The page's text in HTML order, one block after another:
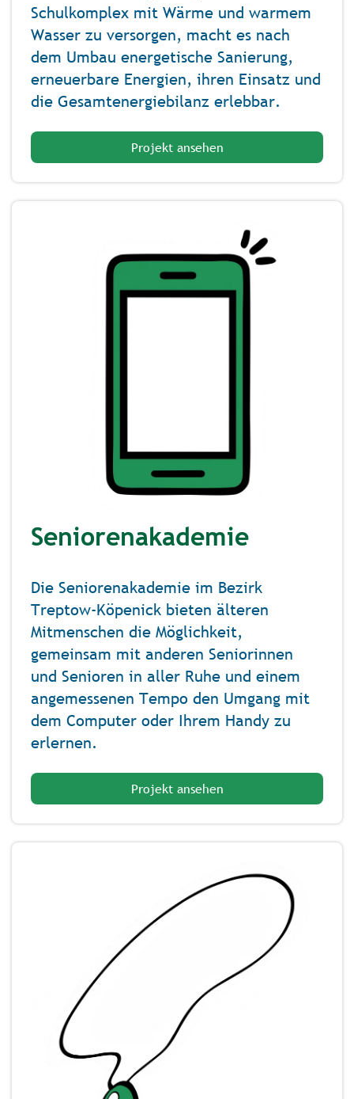
Schulkomplex mit Wärme und warmem
Wasser zu versorgen, macht es nach
dem Umbau energetische Sanierung,
erneuerbare Energien, ihren Einsatz und
die Gesamtenergiebilanz erlebbar.
Projekt ansehen
Seniorenakademie
Die Seniorenakademie im Bezirk
Treptow-Köpenick bieten älteren
Mitmenschen die Möglichkeit,
gemeinsam mit anderen Seniorinnen
und Senioren in aller Ruhe und einem
angemessenen Tempo den Umgang mit
dem Computer oder Ihrem Handy zu
erlernen.
Projekt ansehen